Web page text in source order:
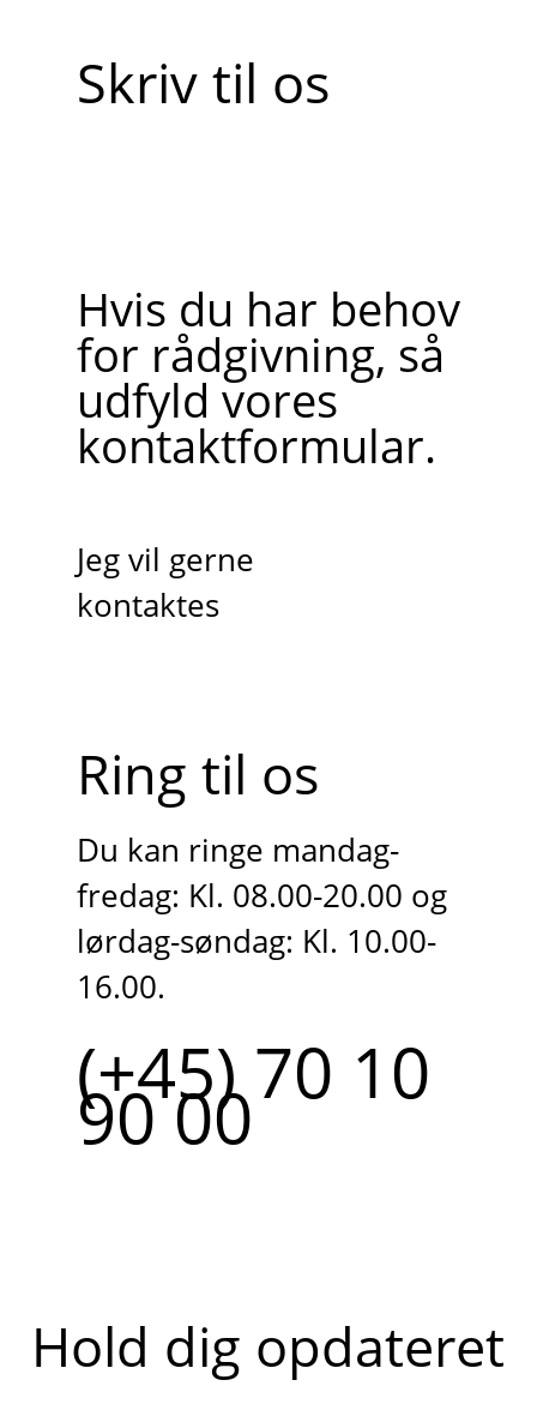
Skriv til os
Hvis du har behov
for rådgivning, så
udfyld vores
kontaktformular.
Jeg vil gerne
kontaktes
Ring til os
Du kan ringe mandag-
fredag: Kl. 08.00-20.00 og
lørdag-søndag: Kl. 10.00-
16.00.
(+45) 70 10
90 00
Hold dig opdateret